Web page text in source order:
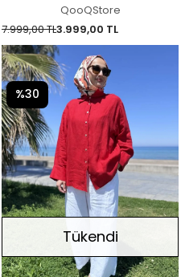
QooQStore
7.999,00 TL3.999,00 TL
Tükendi
%30